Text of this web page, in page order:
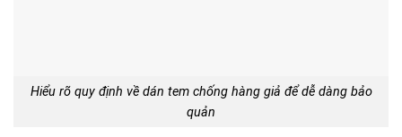
Hiểu rõ quy định về dán tem chống hàng giả để dễ dàng bảo
quản